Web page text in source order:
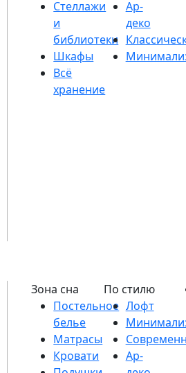
Стеллажи
и
библиотеки
Шкафы
Постельное
белье
Матрасы
Кровати